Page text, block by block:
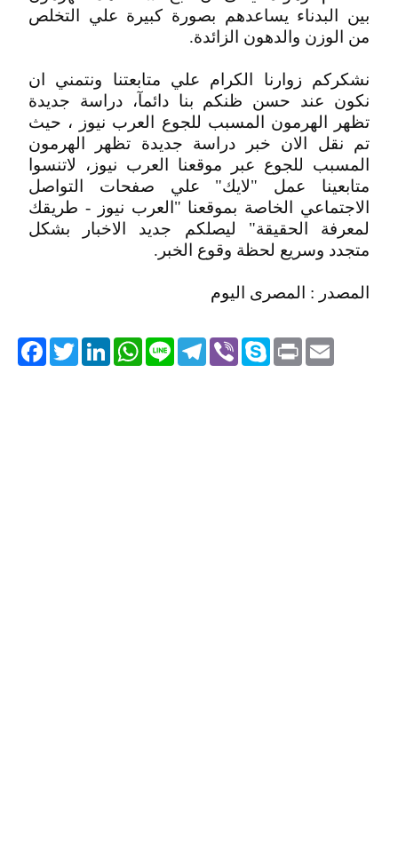
بين البدناء يساعدهم بصورة كبيرة علي التخلص
من الوزن والدهون الزائدة.
نشكركم زوارنا الكرام علي متابعتنا ونتمني ان
نكون عند حسن ظنكم بنا دائمآ، دراسة جديدة
تظهر الهرمون المسبب للجوع العرب نيوز ، حيث
تم نقل الان خبر دراسة جديدة تظهر الهرمون
المسبب للجوع عبر موقعنا العرب نيوز، لاتنسوا
متابعينا عمل "لايك" علي صفحات التواصل
الاجتماعي الخاصة بموقعنا "العرب نيوز - طريقك
لمعرفة الحقيقة" ليصلكم جديد الاخبار بشكل
متجدد وسريع لحظة وقوع الخبر.
المصدر : المصرى اليوم
TwitterLinkedIn
WhatsApp Line
Telegram ViberSkype PrintEmail